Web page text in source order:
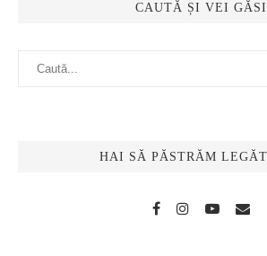
CAUTĂ ȘI VEI GĂSI
HAI SĂ PĂSTRĂM